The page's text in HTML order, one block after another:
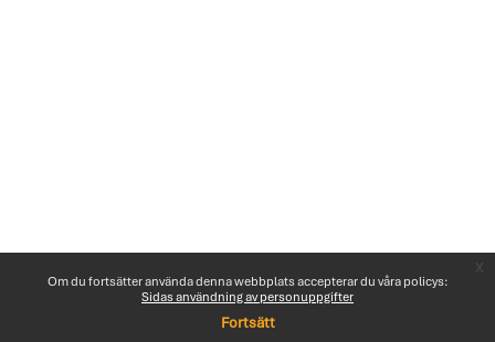
Om du fortsätter använda denna webbplats accepterar du våra policys:
Sidas användning av personuppgifter
Fortsätt